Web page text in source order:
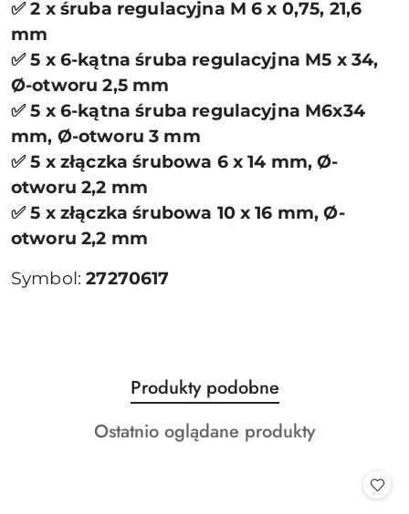
✅ 2 x śruba regulacyjna M 6 x 0,75, 21,6
mm
✅ 5 x 6-kątna śruba regulacyjna M5 x 34,
Ø-otworu 2,5 mm
✅ 5 x 6-kątna śruba regulacyjna M6x34
mm, Ø-otworu 3 mm
✅ 5 x złączka śrubowa 6 x 14 mm, Ø-
otworu 2,2 mm
✅ 5 x złączka śrubowa 10 x 16 mm, Ø-
otworu 2,2 mm
Symbol:27270617
Pomiń karuzelę produktów
Produkty
o
statusie:
Produkty podobne
Produkty
Ostatnio oglądane produkty